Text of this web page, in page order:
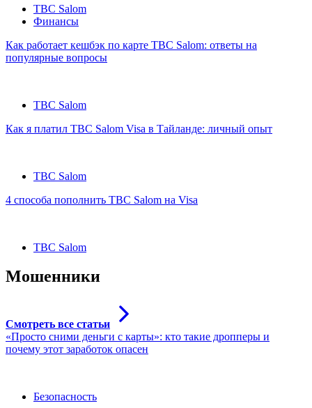
TBC Salom
Финансы
Как работает кешбэк по карте TBC Salom: ответы на
популярные вопросы
TBC Salom
Как я платил TBC Salom Visa в Тайланде: личный опыт
TBC Salom
4 способа пополнить TBC Salom на Visa
TBC Salom
Мошенники
Смотреть все статьи
«Просто сними деньги с карты»: кто такие дропперы и
почему этот заработок опасен
Безопасность